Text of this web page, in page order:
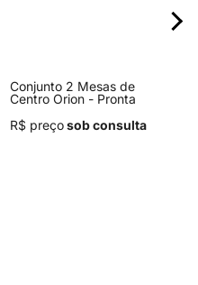
Conjunto 2 Mesas de
Centro Orion - Pronta
R$ preçosob consulta